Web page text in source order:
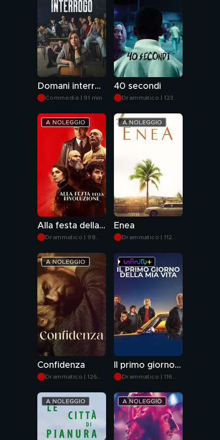
Domani interrogo
Commedia | 91 min
40 secondi
Drammatico | 123
Alla festa della rivoluzione
Drammatico | 98
Enea
Drammatico | 112
Confidenza
Drammatico | 126
Il primo giorno della mia vita
Drammatico | 116